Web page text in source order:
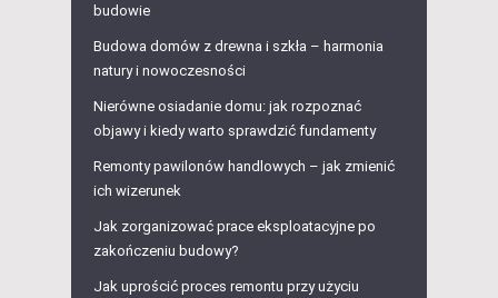
budowie
Budowa domów z drewna i szkła – harmonia
natury i nowoczesności
Nierówne osiadanie domu: jak rozpoznać
objawy i kiedy warto sprawdzić fundamenty
Remonty pawilonów handlowych – jak zmienić
ich wizerunek
Jak zorganizować prace eksploatacyjne po
zakończeniu budowy?
Jak uprościć proces remontu przy użyciu